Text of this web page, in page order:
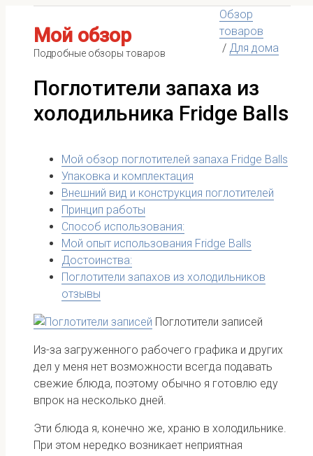
Мой обзор
Подробные обзоры товаров
Обзор
товаров
/ Для дома
Поглотители запаха из
холодильника Fridge Balls
Мой обзор поглотителей запаха Fridge Balls
Упаковка и комплектация
Внешний вид и конструкция поглотителей
Принцип работы
Способ использования:
Мой опыт использования Fridge Balls
Достоинства:
Поглотители запахов из холодильников
отзывы
Поглотители записей
Из-за загруженного рабочего графика и других
дел у меня нет возможности всегда подавать
свежие блюда, поэтому обычно я готовлю еду
впрок на несколько дней.
Эти блюда я, конечно же, храню в холодильнике.
При этом нередко возникает неприятная